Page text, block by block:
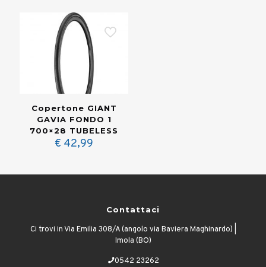
Copertone GIANT
GAVIA FONDO 1
700×28 TUBELESS
€ 42,99
Contattaci
Ci trovi in Via Emilia 308/A (angolo via Baviera Maghinardo) |
Imola (BO)
0542 23262